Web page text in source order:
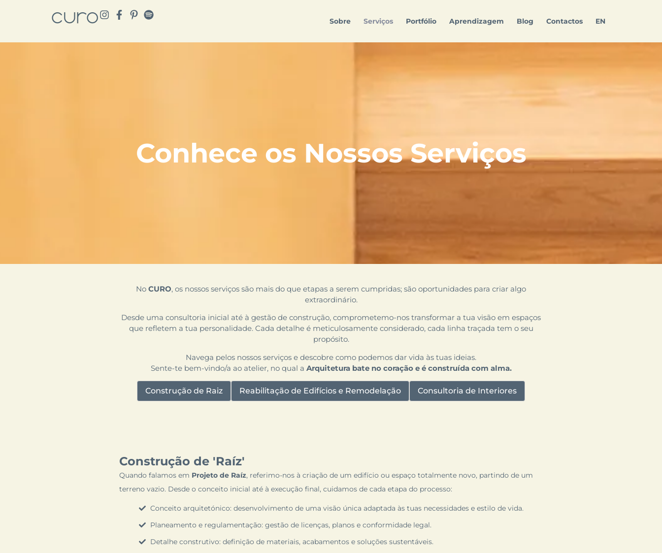
Sobre Serviços Portfólio Aprendizagem Blog Contactos EN
Conhece os Nossos Serviços
No CURO, os nossos serviços são mais do que etapas a serem cumpridas; são oportunidades para criar algo
extraordinário.
Desde uma consultoria inicial até à gestão de construção, comprometemo-nos transformar a tua visão em espaços
que refletem a tua personalidade. Cada detalhe é meticulosamente considerado, cada linha traçada tem o seu
propósito.
Navega pelos nossos serviços e descobre como podemos dar vida às tuas ideias.
Sente-te bem-vindo/a ao atelier, no qual a Arquitetura bate no coração e é construída com alma.
Construção de Raiz Reabilitação de Edifícios e Remodelação Consultoria de Interiores
Construção de 'Raíz'
Quando falamos em Projeto de Raíz, referimo-nos à criação de um edifício ou espaço totalmente novo, partindo de um
terreno vazio. Desde o conceito inicial até à execução final, cuidamos de cada etapa do processo:
Conceito arquitetónico: desenvolvimento de uma visão única adaptada às tuas necessidades e estilo de vida.
Planeamento e regulamentação: gestão de licenças, planos e conformidade legal.
Detalhe construtivo: definição de materiais, acabamentos e soluções sustentáveis.